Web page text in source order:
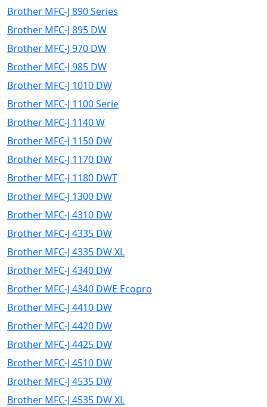
Brother MFC-J 890 Series
Brother MFC-J 895 DW
Brother MFC-J 970 DW
Brother MFC-J 985 DW
Brother MFC-J 1010 DW
Brother MFC-J 1100 Serie
Brother MFC-J 1140 W
Brother MFC-J 1150 DW
Brother MFC-J 1170 DW
Brother MFC-J 1180 DWT
Brother MFC-J 1300 DW
Brother MFC-J 4310 DW
Brother MFC-J 4335 DW
Brother MFC-J 4335 DW XL
Brother MFC-J 4340 DW
Brother MFC-J 4340 DWE Ecopro
Brother MFC-J 4410 DW
Brother MFC-J 4420 DW
Brother MFC-J 4425 DW
Brother MFC-J 4510 DW
Brother MFC-J 4535 DW
Brother MFC-J 4535 DW XL